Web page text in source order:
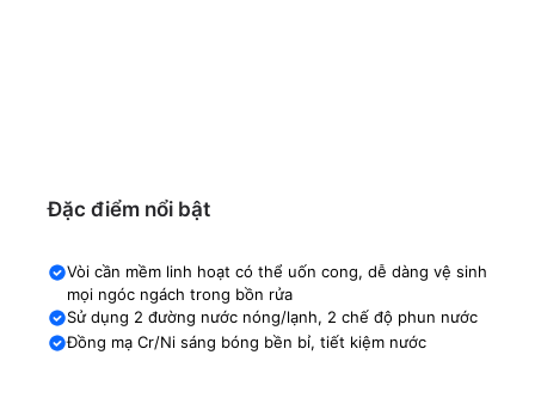
Đặc điểm nổi bật
Vòi cần mềm linh hoạt có thể uốn cong, dễ dàng vệ sinh
mọi ngóc ngách trong bồn rửa
Sử dụng 2 đường nước nóng/lạnh, 2 chế độ phun nước
Đồng mạ Cr/Ni sáng bóng bền bỉ, tiết kiệm nước